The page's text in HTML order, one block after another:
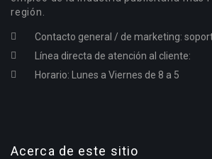
región.
Contacto general / de marketing:
Línea directa de atención al cliente:
Horario: Lunes a Viernes de 8 a 5
Acerca de este sitio